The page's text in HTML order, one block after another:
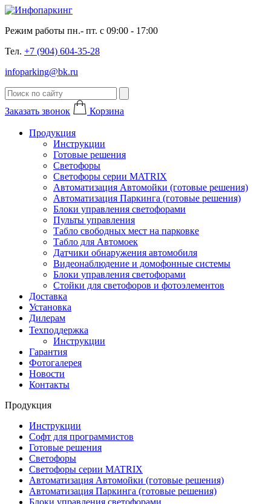
Режим работы пн.- пт. с 09:00 - 17:00
Тел. +7 (904) 604-35-28
infoparking@bk.ru
Заказать звонок Корзина
Продукция
Инструкции
Готовые решения
Светофоры
Светофоры серии MATRIX
Автоматизация Автомойки (готовые решения)
Автоматизация Паркинга (готовые решения)
Блоки управления светофорами
Пульты управления
Табло свободных мест на парковке
Табло для Автомоек
Датчики обнаружения автомобиля
Видеонаблюдение и домофонные системы
Блоки управления светофорами
Стойки для светофоров и фотоэлементов
Доставка
Установка
Дилерам
Техподдержка
Инструкции
Гарантия
Фотогалерея
Новости
Контакты
Продукция
Инструкции
Софт для программистов
Готовые решения
Светофоры
Светофоры серии MATRIX
Автоматизация Автомойки (готовые решения)
Автоматизация Паркинга (готовые решения)
Блоки управления светофорами